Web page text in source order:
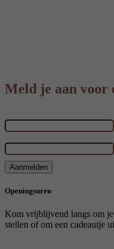
Meld je aan voor
Aanmelden
Openingsuren
Kom vrijblijvend langs om je
stellen of om een cadeautje